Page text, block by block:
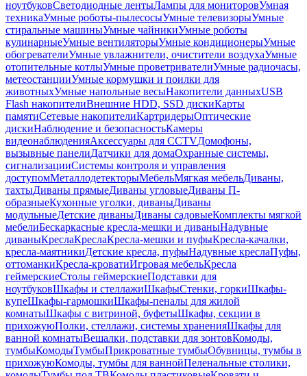
ноутбуковСветодиодные лентыЛампы для мониторовУмная
техникаУмные роботы-пылесосыУмные телевизорыУмные
стиральные машиныУмные чайникиУмные роботы
кулинарныеУмные вентиляторыУмные кондиционерыУмные
обогревателиУмные увлажнители, очистители воздухаУмные
отопительные котлыУмные проветривателиУмные радиочасы,
метеостанцииУмные кормушки и поилки для
животныхУмные напольные весыНакопители данныхUSB
Flash накопителиВнешние HDD, SSD дискиКарты
памятиСетевые накопителиКартридерыОптические
дискиНаблюдение и безопасностьКамеры
видеонаблюденияАксессуары для CCTVДомофоны,
вызывные панелиДатчики для домаОхранные системы,
сигнализацииСистемы контроля и управления
доступомМеталлодетекторыМебельМягкая мебельДиваны,
тахтыДиваны прямыеДиваны угловыеДиваны П-
образныеКухонные уголки, диваныДиваны
модульныеДетские диваныДиваны садовыеКомплекты мягкой
мебелиБескаркасные кресла-мешки и диваныНадувные
диваныКреслаКреслаКресла-мешки и пуфыКресла-качалки,
кресла-маятникиДетские кресла, пуфыНадувные креслаПуфы,
оттоманкиКресла-кроватиИгровая мебельКресла
геймерскиеСтолы геймерскиеПодставки для
ноутбуковШкафы и стеллажиШкафыСтенки, горкиШкафы-
купеШкафы-гармошкиШкафы-пеналы для жилой
комнатыШкафы с витриной, буфетыШкафы, секции в
прихожуюПолки, стеллажи, системы храненияШкафы для
ванной комнатыВешалки, подставки для зонтовКомоды,
тумбыКомодыТумбыПрикроватные тумбыОбувницы, тумбы в
прихожуюКомоды, тумбы для ваннойПеленальные столики,